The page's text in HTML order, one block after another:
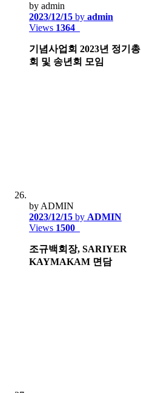
by admin
2023/12/15 by admin
Views 1364
기념사업회 2023년 정기총
회 및 송년회 모임
by ADMIN
2023/12/15 by ADMIN
Views 1500
조규백회장, SARIYER
KAYMAKAM 면담